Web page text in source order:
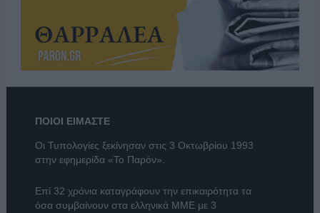
ΠΟΙΟΙ ΕΙΜΑΣΤΕ
Οι Τυπολογίες ξεκίνησαν στις 3 Οκτωβρίου 1993
στην εφημερίδα «Το Παρόν».
Επί 32 χρόνια καταγράφουν την επικαιρότητα τα
όσα συμβαίνουν στα ελληνικά ΜΜΕ με 3